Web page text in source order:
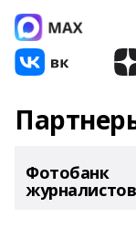
Фотобанк